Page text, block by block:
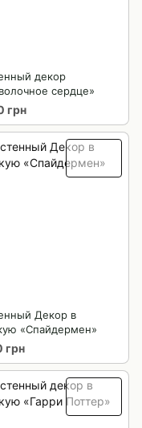
декор
сердце»
грн
Декор в
«Спайдермен»
грн